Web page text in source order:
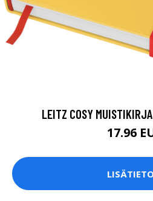
LEITZ COSY
17.96